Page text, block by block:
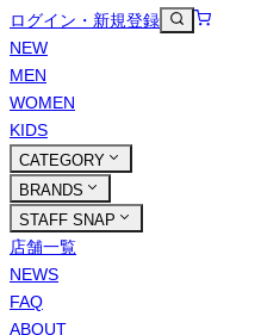
ログイン・新規登録
NEW
MEN
WOMEN
KIDS
CATEGORY
BRANDS
STAFF SNAP
店舗一覧
NEWS
FAQ
ABOUT